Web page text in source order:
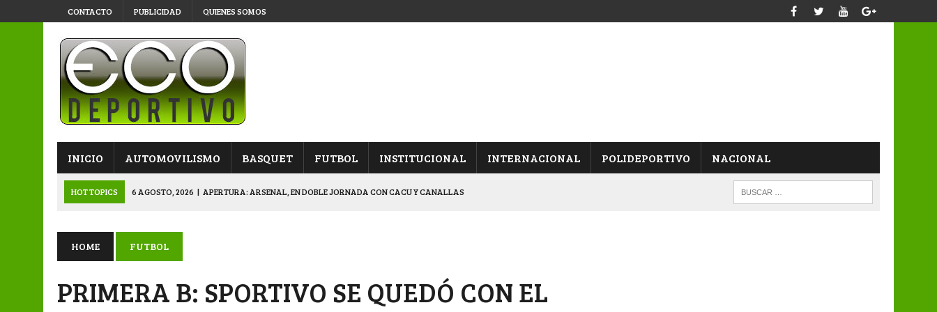
CONTACTO PUBLICIDAD QUIENES SOMOS
INICIO AUTOMOVILISMO BASQUET FUTBOL INSTITUCIONAL INTERNACIONAL POLIDEPORTIVO NACIONAL
HOT TOPICS 6 AGOSTO, 2026 | APERTURA: ARSENAL, EN DOBLE JORNADA CON CACU Y CANALLAS
6 AGOSTO, 2026 | APERTURA: BELGRANO DERROTÓ A NAPENAY Y ES SEMIFINALISTA
7 AGOSTO, 2026 | APERTURA “B”: CACU Y CANALLAS AVANZARON FRENTE A ARSENAL
HOME FUTBOL
PRIMERA B: SPORTIVO SE QUEDÓ CON EL